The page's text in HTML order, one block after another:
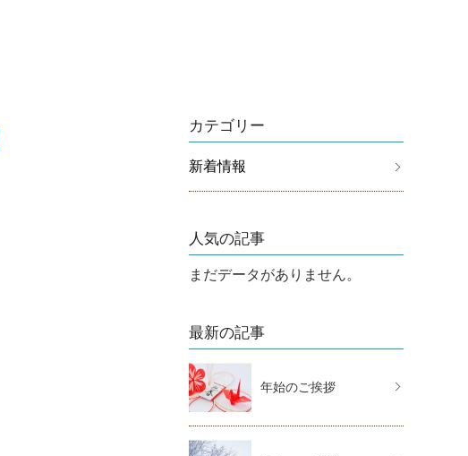
カテゴリー
新着情報
人気の記事
まだデータがありません。
最新の記事
年始のご挨拶